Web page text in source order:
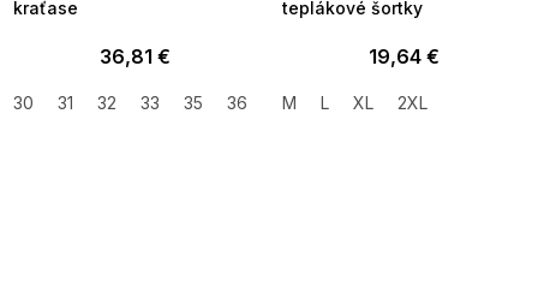
kraťase
36,81 €
30 31 32 33 35 36 38 40 42
teplákové šortky
19,64 €
M L XL 2XL